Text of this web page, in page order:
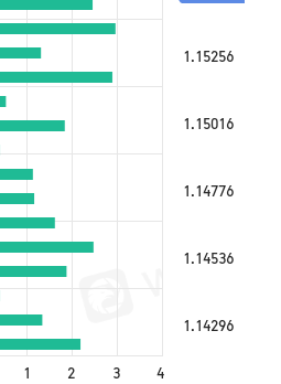
1.15256
1.15016
1.14776
1.14536
1.14296
1 2 3 4